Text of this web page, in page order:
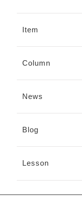
Item
Column
News
Blog
Lesson